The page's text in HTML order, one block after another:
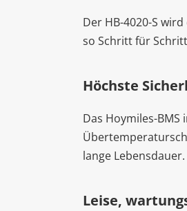
Der HB-4020-S
so Schritt für
Höchste
Das Hoymiles-
lange Lebensdauer.
Leise,